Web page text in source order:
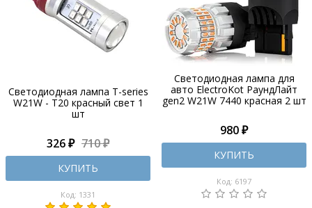
Светодиодная лампа T-series
W21W - T20 красный свет 1
шт
326 ₽ 710 ₽
КУПИТЬ
Код: 1331
Светодиодная лампа для
авто ElectroKot РаундЛайт
gen2 W21W 7440 красная 2 шт
980 ₽
КУПИТЬ
Код: 6197